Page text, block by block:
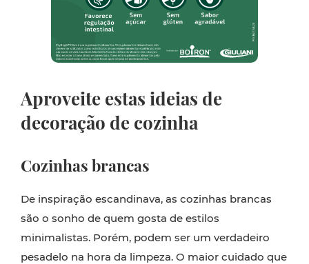
Aproveite estas ideias de
decoração de cozinha
Cozinhas brancas
De inspiração escandinava, as cozinhas brancas
são o sonho de quem gosta de estilos
minimalistas. Porém, podem ser um verdadeiro
pesadelo na hora da limpeza. O maior cuidado que